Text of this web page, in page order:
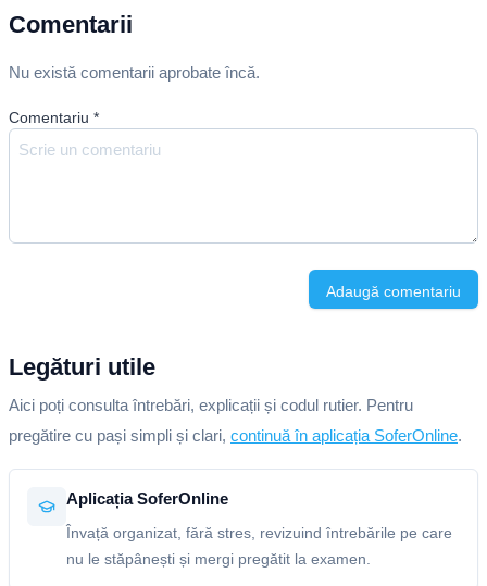
Comentarii
Nu există comentarii aprobate încă.
Comentariu *
Adaugă comentariu
Legături utile
Aici poți consulta întrebări, explicații și codul rutier. Pentru
pregătire cu pași simpli și clari, continuă în aplicația SoferOnline.
Aplicația SoferOnline
Învață organizat, fără stres, revizuind întrebările pe care
nu le stăpânești și mergi pregătit la examen.